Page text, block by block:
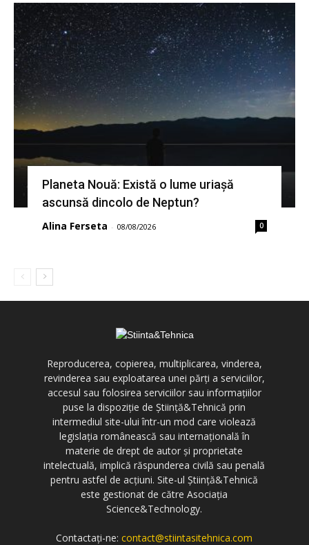
Planeta Nouă: Există o lume uriașă
ascunsă dincolo de Neptun?
Alina Ferseta - 08/08/2026 0
Reproducerea, copierea, multiplicarea, vinderea,
revinderea sau exploatarea unei părți a serviciilor,
accesul sau folosirea serviciilor sau informațiilor
puse la dispoziție de Știință&Tehnică prin
intermediul site-ului într-un mod care violează
legislația românească sau internațională în
materie de drept de autor și proprietate
intelectuală, implică răspunderea civilă sau penală
pentru astfel de acțiuni. Site-ul Știință&Tehnică
este gestionat de către Asociația
Science&Technology.
Contactați-ne:contact@stiintasitehnica.com